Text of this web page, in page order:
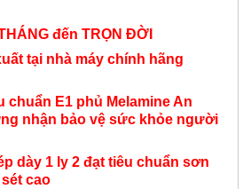
đến TRỌN ĐỜI
tại nhà máy chính hãng
chuẩn E1 phủ Melamine An
nhận bảo vệ sức khỏe người
dày 1 ly 2 đạt tiêu chuẩn sơn
cao